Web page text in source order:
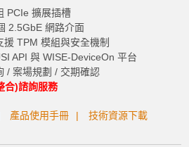
PCIe 擴展插槽
2.5GbE 網路介面
TPM 模組與安全機制
API 與 WISE-DeviceOn 平台
/ 案場規劃 / 交期確認
合)諮詢服務
產品使用手冊 技術資源下載